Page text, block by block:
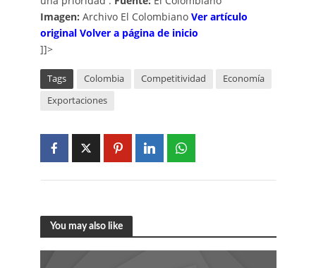
Imagen: Archivo El Colombiano Ver artículo
original Volver a página de inicio
]]>
Tags Colombia Competitividad
Economía
Exportaciones
You may also like